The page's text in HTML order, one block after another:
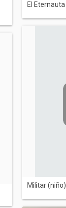
El Eternauta
Militar (niño)